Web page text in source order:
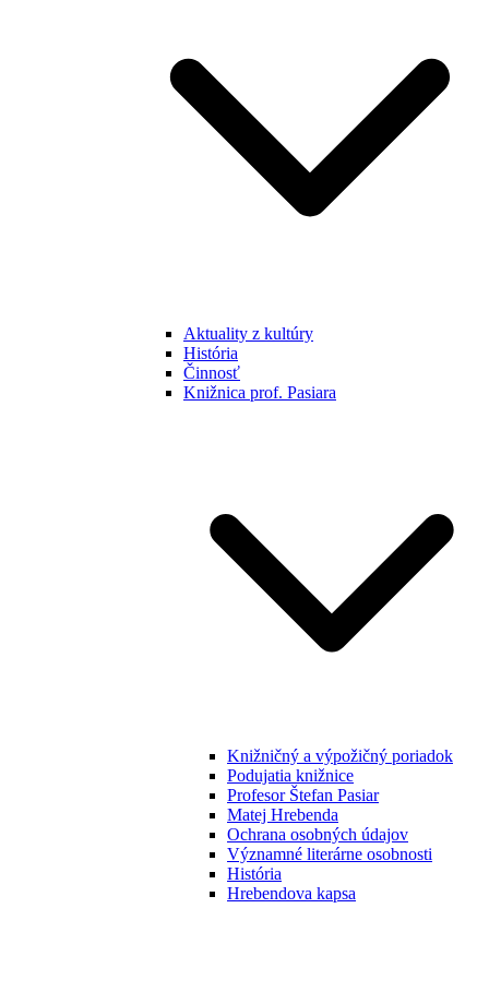
Aktuality z kultúry
História
Činnosť
Knižnica prof. Pasiara
Knižničný a výpožičný poriadok
Podujatia knižnice
Profesor Štefan Pasiar
Matej Hrebenda
Ochrana osobných údajov
Významné literárne osobnosti
História
Hrebendova kapsa